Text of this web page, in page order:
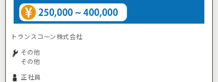
トランスコーン株式会社
その他
その他
正社員